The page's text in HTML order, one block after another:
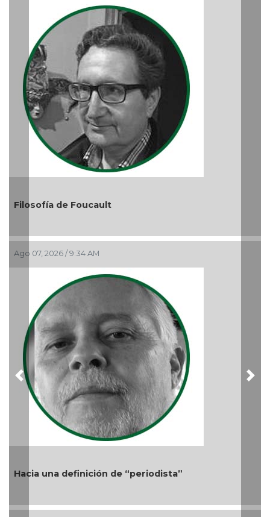
de Foucault
07, 2026 / 9:34 AM
una definición de “periodista”